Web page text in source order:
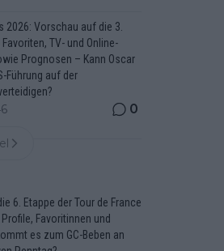
2026: Vorschau auf die 3.
TV- und Online-
Prognosen – Kann Oscar
Führung auf der
0
6. Etappe der Tour de France
Favoritinnen und
es zum GC-Beben an